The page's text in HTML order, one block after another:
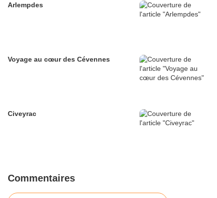
Arlempdes
Voyage au cœur des Cévennes
Civeyrac
Commentaires